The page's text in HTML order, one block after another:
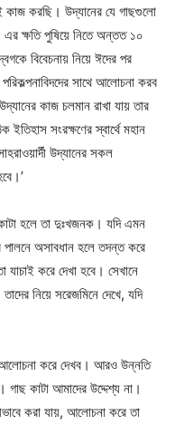
কাজ করছি। উদ্যানের যে গাছগুলাে
এর ক্ষতি পুষিয়ে নিতে অন্তত ১০
বিবেচনায় নিয়ে ঈদের পর
সাথে আলােচনা করব
কাজ চলমান রাখা যায় তার
ইতিহাস সংরক্ষণের স্বার্থে মহান
উদ্যানের সকল
হলে তা দুঃখজনক। যদি এমন
পালনে অসাবধান হলে তদন্ত করে
যাচাই করে দেখা হবে। সেখানে
নিয়ে সরেজমিনে দেখে, যদি
আলোচনা করে দেখব। আরও উন্নতি
কাটা আমাদের উদ্দেশ্য না।
করা যায়, আলোচনা করে তা